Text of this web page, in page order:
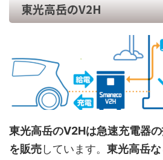
東光高岳のV2H
東光高岳のV2Hは急速充電器
を販売しています。 東光高岳